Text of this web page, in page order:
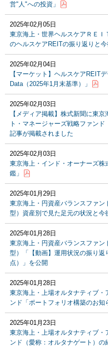
営"人"への投資」
2025年02月05日
東京海上・世界ヘルスケアＲＥ
のヘルスケアREITの振り返りと今
2025年02月04日
【マーケット】ヘルスケアREIT
Data（2025年1月末基準）」
2025年02月03日
【メディア掲載】株式新聞に東
ト・マネージャーズ戦略ファン
記事が掲載されました
2025年02月03日
東京海上・インド・オーナーズ株
鑑」
2025年01月29日
東京海上・円資産バランスファ
型）資産別で見た足元の状況と今
2025年01月28日
東京海上・円資産バランスファ
型）「【動画】運用状況の振り
点）」を公開
2025年01月28日
東京海上・上場オルタナティブ
ンド「ポートフォリオ構築のお知
2025年01月23日
東京海上・上場オルタナティブ
ンド（愛称：オルタナゲート）の